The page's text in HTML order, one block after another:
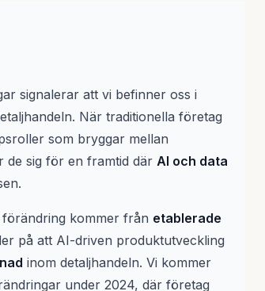
signalerar att vi befinner oss i
När traditionella företag
som bryggar mellan
sig för en framtid där AI och data
kommer från etablerade
på att AI-driven produktutveckling
inom detaljhandeln. Vi kommer
under 2024, där företag